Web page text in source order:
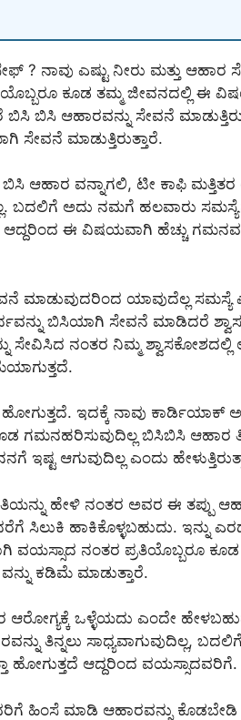
? ನಾವು ಎಷ್ಟು ನೀರು ಮತ್ತು ಆಹಾರ
ಕೂಡ ತಮ್ಮ ಜೀವನದಲ್ಲಿ ಈ
ಬಿಸಿ ಆಹಾರವನ್ನು ಸೇವನೆ
ಸೇವನೆ ಮಾಡುತ್ತಿರುತ್ತಾರೆ.
ಆಹಾರ ವನ್ನಾಗಲಿ, ಟೀ ಕಾಫಿ
ಬದಲಿಗೆ ಅದು ನಮಗೆ ಹಲವಾರು
ಆದ್ದರಿಂದ ಈ ವಿಷಯವಾಗಿ ಹೆಚ್ಚು
ಮಾಡುವುದರಿಂದ ಯಾವುದೆಲ್ಲ
ಬಿಸಿಯಾಗಿ ಸೇವನೆ ಮಾಡಿದರೆ
ಸೇವಿಸಿದ ನಂತರ ನಿಮ್ಮ
ಇದಕ್ಕೆ ನಾವು ಕಾರ್ಡಿಯಾಕ್
ಬಿಸಿಬಿಸಿ ಆಹಾರ
ಆಗುವುದಿಲ್ಲ ಎಂದು
ಹೇಳಿ ನಂತರ ಅವರ ಈ ತಪ್ಪು
ಸಿಲುಕಿ ಹಾಕಿಕೊಳ್ಳಬಹುದು. ಇನ್ನು
ವಯಸ್ಸಾದ ನಂತರ ಪ್ರತಿಯೊಬ್ಬರೂ
ಕಡಿಮೆ ಮಾಡುತ್ತಾರೆ.
ಆರೋಗ್ಯಕ್ಕೆ ಒಳ್ಳೆಯದು ಎಂದೇ
ತಿನ್ನಲು ಸಾಧ್ಯವಾಗುವುದಿಲ್ಲ,
ಹೋಗುತ್ತದೆ ಆದ್ದರಿಂದ ವಯಸ್ಸಾದವರಿಗೆ.
ಹಿಂಸೆ ಮಾಡಿ ಆಹಾರವನ್ನು ಕೊಡಬೇಡಿ